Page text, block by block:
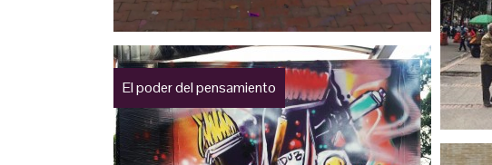
El poder del pensamiento